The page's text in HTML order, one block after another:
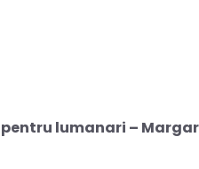
lumanari –